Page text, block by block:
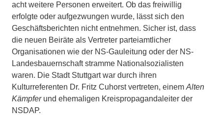
acht weitere Personen erweitert. Ob das freiwillig
erfolgte oder aufgezwungen wurde, lässt sich den
Geschäftsberichten nicht entnehmen. Sicher ist, dass
die neuen Beiräte als Vertreter parteiamtlicher
Organisationen wie der NS-Gauleitung oder der NS-
Landesbauernschaft stramme Nationalsozialisten
waren. Die Stadt Stuttgart war durch ihren
Kulturreferenten Dr. Fritz Cuhorst vertreten, einem Alten
Kämpferund ehemaligen Kreispropagandaleiter der
NSDAP.